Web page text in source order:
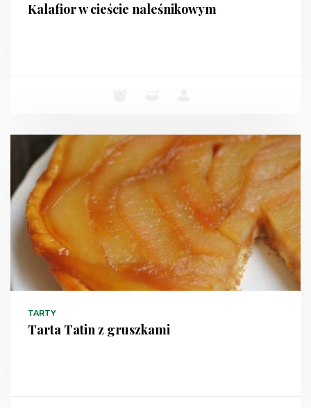
Kalafior w cieście naleśnikowym
TARTY
Tarta Tatin z gruszkami